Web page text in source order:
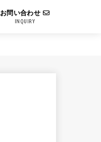
お問い合わせ
INQUIRY